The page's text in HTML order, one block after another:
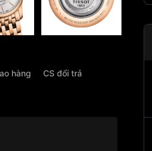
hàng CS đổi trả